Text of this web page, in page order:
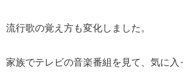
流行歌の覚え方も変化しました。
家族でテレビの音楽番組を見て、気に入